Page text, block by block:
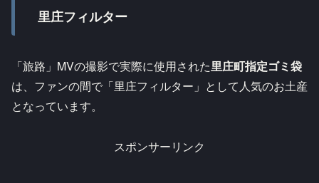
里庄フィルター
「旅路」MVの撮影で実際に使用された里庄町指定ゴミ袋
は、ファンの間で「里庄フィルター」として人気のお土産
となっています。
スポンサーリンク